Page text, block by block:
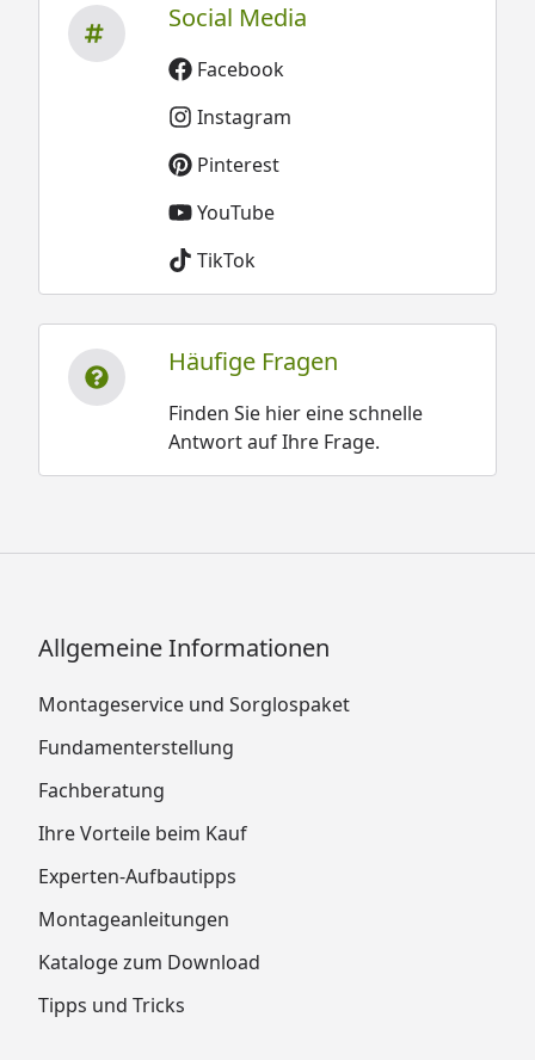
Social Media
Facebook
Instagram
Pinterest
YouTube
TikTok
Häufige Fragen
Finden Sie hier eine schnelle
Antwort auf Ihre Frage.
Allgemeine Informationen
Montageservice und Sorglospaket
Fundamenterstellung
Fachberatung
Ihre Vorteile beim Kauf
Experten-Aufbautipps
Montageanleitungen
Kataloge zum Download
Tipps und Tricks